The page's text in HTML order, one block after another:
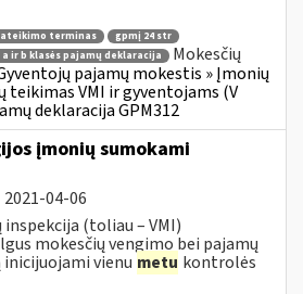
terminas
gpmį 24 str
ir b klasės pajamų deklaracija
Mokesčių
pajamų mokestis » Įmonių
teikimas VMI ir gyventojams (V
deklaracija GPM312
įmonių sumokami
2021-04-06
(toliau – VMI)
mokesčių vengimo bei pajamų
vienu metu kontrolės